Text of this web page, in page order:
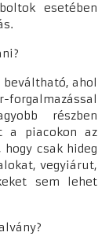
esetében
beváltható, ahol
részben
a piacokon az
csak hideg
vegyiárut,
sem lehet